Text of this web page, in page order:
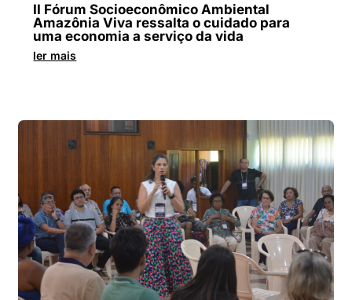
II Fórum Socioeconômico Ambiental
Amazônia Viva ressalta o cuidado para
uma economia a serviço da vida
ler mais